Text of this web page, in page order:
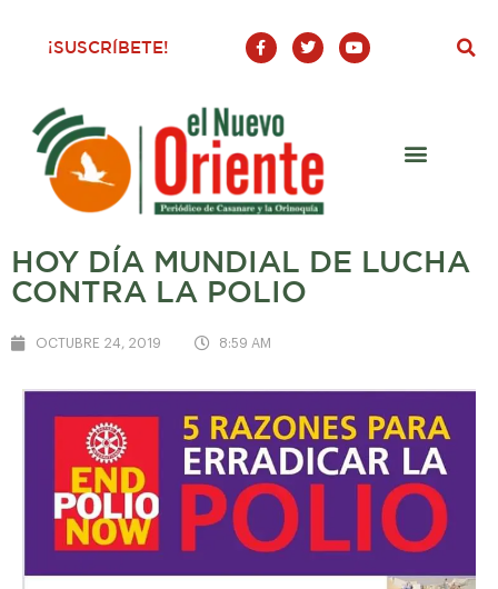
¡SUSCRÍBETE!
F
a
c
o
o
-
T
w
i
Y
o
u
HOY DÍA MUNDIAL DE LUCHA
CONTRA LA POLIO
OCTUBRE 24, 2019 8:59 AM